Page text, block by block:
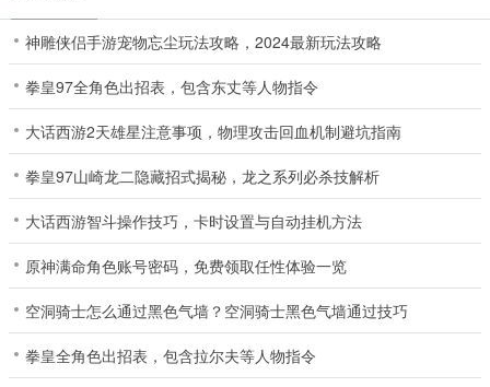
神雕侠侣手游宠物忘尘玩法攻略，2024最新玩法攻略
拳皇97全角色出招表，包含东丈等人物指令
大话西游2天雄星注意事项，物理攻击回血机制避坑指南
拳皇97山崎龙二隐藏招式揭秘，龙之系列必杀技解析
大话西游智斗操作技巧，卡时设置与自动挂机方法
原神满命角色账号密码，免费领取任性体验一览
空洞骑士怎么通过黑色气墙？空洞骑士黑色气墙通过技巧
拳皇全角色出招表，包含拉尔夫等人物指令